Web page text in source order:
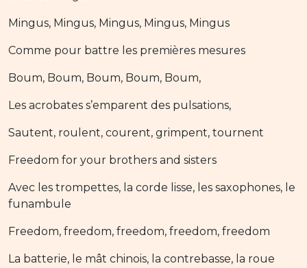
Mingus, Mingus, Mingus, Mingus, Mingus
Comme pour battre les premières mesures
Boum, Boum, Boum, Boum, Boum,
Les acrobates s’emparent des pulsations,
Sautent, roulent, courent, grimpent, tournent
Freedom for your brothers and sisters
Avec les trompettes, la corde lisse, les saxophones, le
funambule
Freedom, freedom, freedom, freedom, freedom
La batterie, le mât chinois, la contrebasse, la roue